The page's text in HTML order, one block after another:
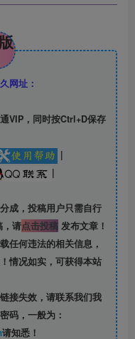
网址：
VIP，同时按Ctrl+D保存
|
|
成，投稿用户只需自行
请点击投稿发布文章！
任何违法的相关信息，
情况如实，可获得本站
接失效，请联系我们我
码，一般为：
请知悉！